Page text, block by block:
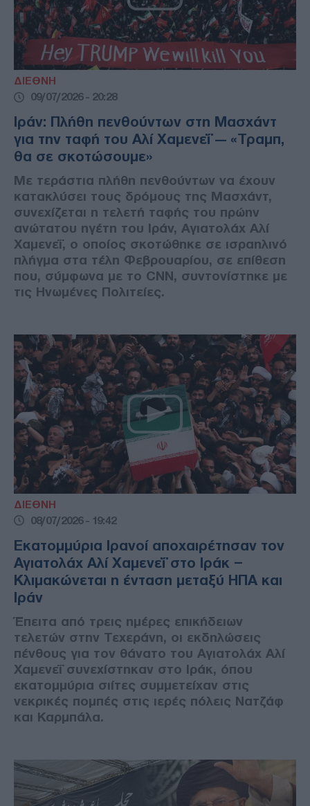
ΔΙΕΘΝΗ
09/07/2026 - 20:28
Ιράν: Πλήθη πενθούντων στη Μασχάντ
για την ταφή του Αλί Χαμενεΐ — «Τραμπ,
θα σε σκοτώσουμε»
Με τεράστια πλήθη πενθούντων να έχουν
κατακλύσει τους δρόμους της Μασχάντ,
συνεχίζεται η τελετή ταφής του πρώην
ανώτατου ηγέτη του Ιράν, Αγιατολάχ Αλί
Χαμενεΐ, ο οποίος σκοτώθηκε σε ισραηλινό
πλήγμα στα τέλη Φεβρουαρίου, σε επίθεση
που, σύμφωνα με το CNN, συντονίστηκε με
τις Ηνωμένες Πολιτείες.
ΔΙΕΘΝΗ
08/07/2026 - 19:42
Εκατομμύρια Ιρανοί αποχαιρέτησαν τον
Αγιατολάχ Αλί Χαμενεΐ στο Ιράκ –
Κλιμακώνεται η ένταση μεταξύ ΗΠΑ και
Ιράν
Έπειτα από τρεις ημέρες επικήδειων
τελετών στην Τεχεράνη, οι εκδηλώσεις
πένθους για τον θάνατο του Αγιατολάχ Αλί
Χαμενεΐ συνεχίστηκαν στο Ιράκ, όπου
εκατομμύρια σιίτες συμμετείχαν στις
νεκρικές πομπές στις ιερές πόλεις Νατζάφ
και Καρμπάλα.